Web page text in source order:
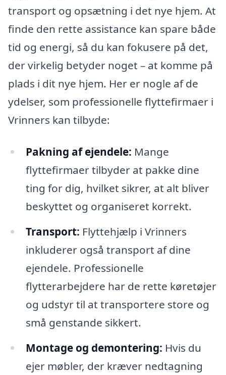
transport og opsætning i det nye hjem. At
finde den rette assistance kan spare både
tid og energi, så du kan fokusere på det,
der virkelig betyder noget – at komme på
plads i dit nye hjem. Her er nogle af de
ydelser, som professionelle flyttefirmaer i
Vrinners kan tilbyde:
Pakning af ejendele: Mange
flyttefirmaer tilbyder at pakke dine
ting for dig, hvilket sikrer, at alt bliver
beskyttet og organiseret korrekt.
Transport: Flyttehjælp i Vrinners
inkluderer også transport af dine
ejendele. Professionelle
flytterarbejdere har de rette køretøjer
og udstyr til at transportere store og
små genstande sikkert.
Montage og demontering: Hvis du
ejer møbler, der kræver nedtagning